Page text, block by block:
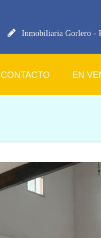
Inmobiliaria Gorlero -
CONTACTO EN